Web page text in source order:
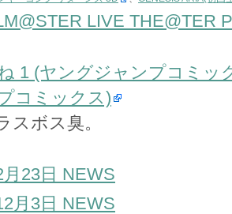
LIVE THE@TER
1 (ヤングジャンプコミッ
コミックス)
スボス臭。
月23日 NEWS
月3日 NEWS